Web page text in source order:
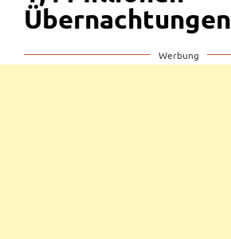
Übernachtungen
Werbung